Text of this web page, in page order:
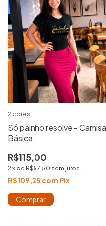
Só painho resolve - Camisa
Básica
R$115,00
2x de R$57,50 sem juros
R$109,25 com Pix
2 cores
Comprar